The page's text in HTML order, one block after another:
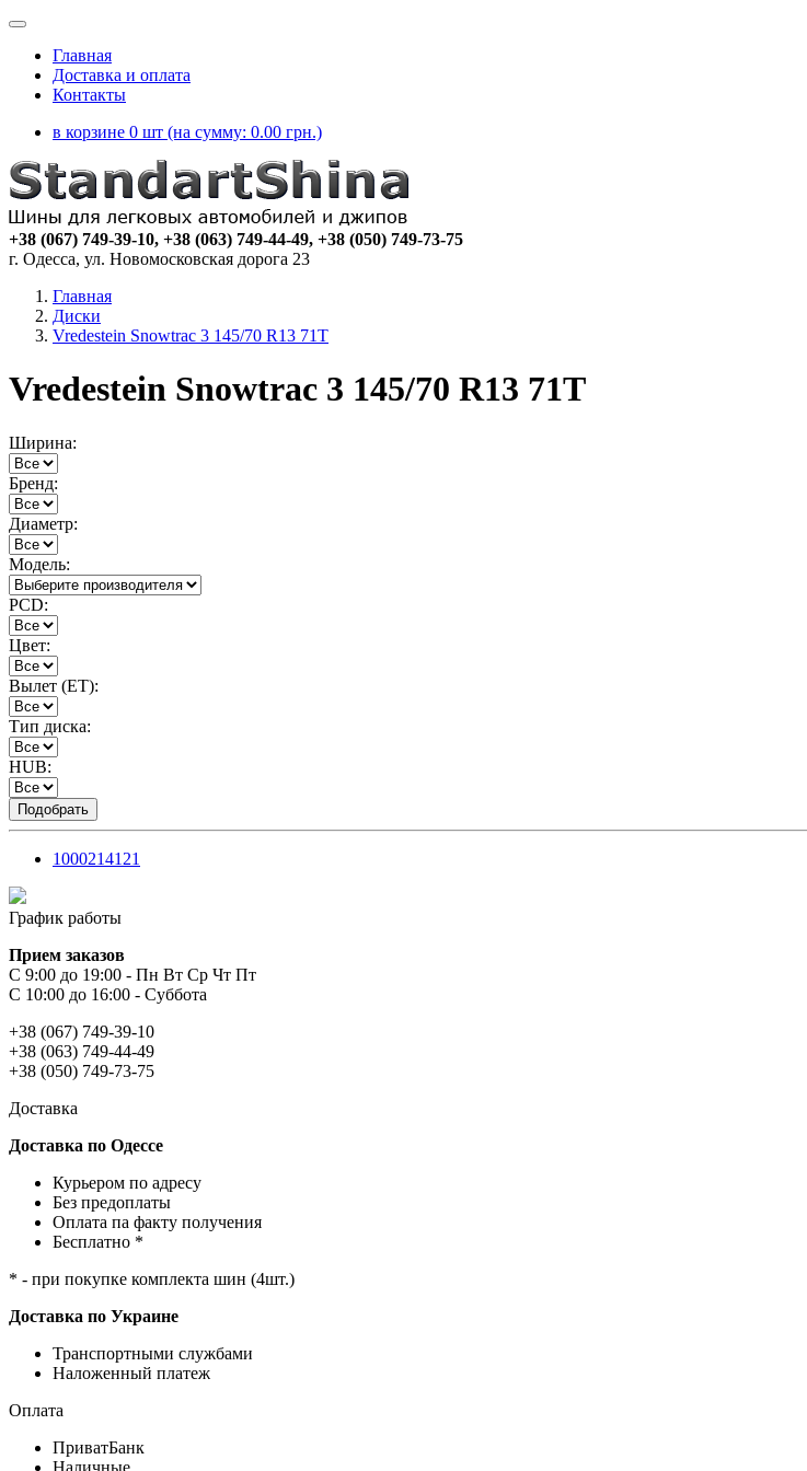
Главная
Доставка и оплата
Контакты
в корзине 0 шт (на сумму: 0.00 грн.)
+38 (067) 749-39-10, +38 (063) 749-44-49, +38 (050) 749-73-75
г. Одесса, ул. Новомосковская дорога 23
Главная
Диски
Vredestein Snowtrac 3 145/70 R13 71T
Vredestein Snowtrac 3 145/70 R13 71T
Ширина:
Бренд:
Диаметр:
Модель:
PCD:
Цвет:
Вылет (ET):
Тип диска:
HUB:
1000214121
График работы
Прием заказов
С 9:00 до 19:00 - Пн Вт Ср Чт Пт
С 10:00 до 16:00 - Суббота
+38 (067) 749-39-10
+38 (063) 749-44-49
+38 (050) 749-73-75
Доставка
Доставка по Одессе
Курьером по адресу
Без предоплаты
Оплата па факту получения
Бесплатно *
* - при покупке комплекта шин (4шт.)
Доставка по Украине
Транспортными службами
Наложенный платеж
Оплата
ПриватБанк
Наличные